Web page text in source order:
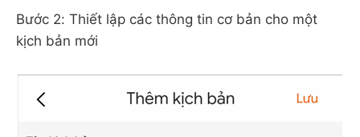
Bước 2: Thiết lập các thông tin cơ bản cho một
kịch bản mới